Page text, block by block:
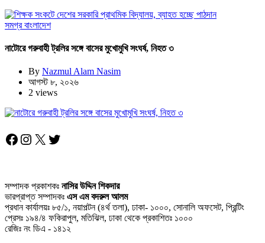
সমগ্র বাংলাদেশ
নাটোরে গরুবাহী ট্রলির সঙ্গে বাসের মুখোমুখি সংঘর্ষ, নিহত ৩
By Nazmul Alam Nasim
আগস্ট ৮, ২০২৬
2 views
Facebook
Instagram
X Twitter
সম্পাদক প্রকাশকঃ নাসির উদ্দিন শিকদার
ভারপ্রাপ্ত সম্পাদকঃ এস এম বদরুল আলম
প্রধান কার্যালয়ঃ ৮৫/১, নয়াপল্টন (৪র্থ তলা), ঢাকা- ১০০০, সোনালি অফসেট, প্রিন্টিং
প্রেসঃ ১৯৪/৪ ফকিরাপুল, মতিঝিল, ঢাকা থেকে প্রকাশিতঃ ১০০০
রেজিঃ নং ডিএ - ১৪১২